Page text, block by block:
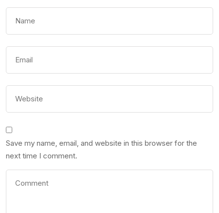
Save my name, email, and website in this browser for the
next time I comment.